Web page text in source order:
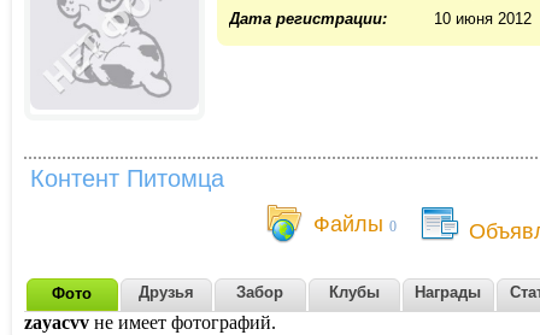
Дата регистрации:
10 июня 2012
Контент Питомца
Файлы 0
Фото Друзья Забор Клубы Награды
zayacvv не имеет фотографий.